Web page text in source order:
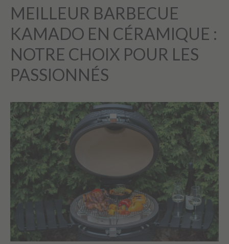
MEILLEUR BARBECUE
KAMADO EN CÉRAMIQUE :
NOTRE CHOIX POUR LES
PASSIONNÉS